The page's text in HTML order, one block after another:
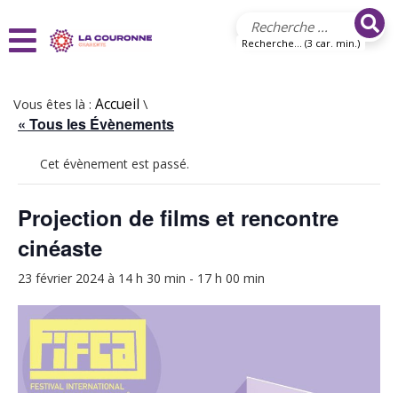
Recherche... (3 car. min.)
Vous êtes là : Accueil \
« Tous les Évènements
Cet évènement est passé.
Projection de films et rencontre
cinéaste
23 février 2024 à 14 h 30 min - 17 h 00 min